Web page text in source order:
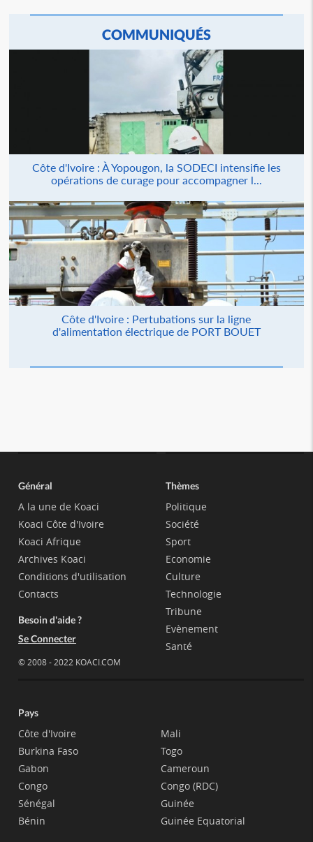
COMMUNIQUÉS
Côte d'Ivoire : À Yopougon, la SODECI intensifie les
opérations de curage pour accompagner l...
Côte d'Ivoire : Pertubations sur la ligne
d'alimentation électrique de PORT BOUET
Général
A la une de Koaci
Koaci Côte d'Ivoire
Koaci Afrique
Archives Koaci
Conditions d'utilisation
Contacts
Besoin d'aide ?
Se Connecter
© 2008 - 2022 KOACI.COM
Thèmes
Politique
Société
Sport
Economie
Culture
Technologie
Tribune
Evènement
Santé
Pays
Côte d'Ivoire
Burkina Faso
Gabon
Congo
Sénégal
Bénin
Mali
Togo
Cameroun
Congo (RDC)
Guinée
Guinée Equatorial